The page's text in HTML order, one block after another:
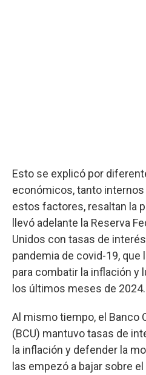
Esto se explicó por
económicos, tanto
estos factores, resaltan la
llevó adelante la Reserva
Unidos con tasas de
pandemia de covid-19,
para combatir la inflación y
los últimos meses de 2024.
Al mismo tiempo, el Banco
(BCU) mantuvo tasas de
la inflación y defender la
las empezó a bajar sobre